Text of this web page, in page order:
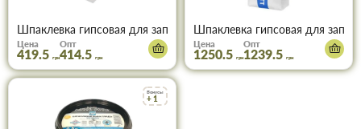
Шпаклевка гипсовая для заполнения швов Knauf Fugenfuller
Цена
419.5 грн
Опт
414.5 грн
Шпаклевка гипсовая для
Цена
1250.5 грн
Опт
1239.5 грн
Бонусы
+ 1